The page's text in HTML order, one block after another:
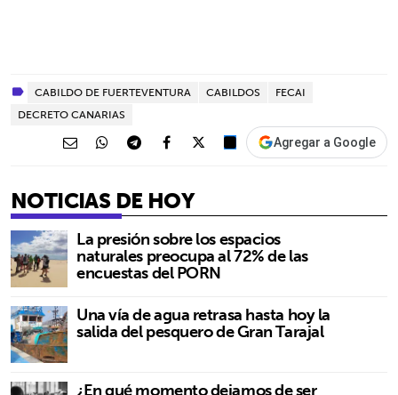
CABILDO DE FUERTEVENTURA CABILDOS
FECAI
DECRETO CANARIAS
Agregar a Google
NOTICIAS DE HOY
La presión sobre los espacios
naturales preocupa al 72% de las
encuestas del PORN
Una vía de agua retrasa hasta hoy la
salida del pesquero de Gran Tarajal